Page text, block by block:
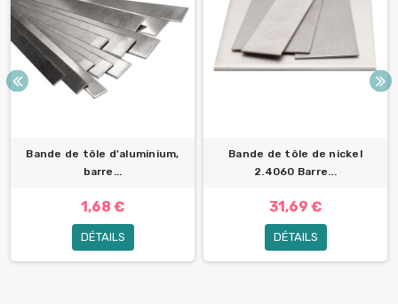
Bande de tôle d'aluminium,
barre...
1,68 €
DÉTAILS
Bande de tôle de nickel
2.4060 Barre...
31,69 €
DÉTAILS